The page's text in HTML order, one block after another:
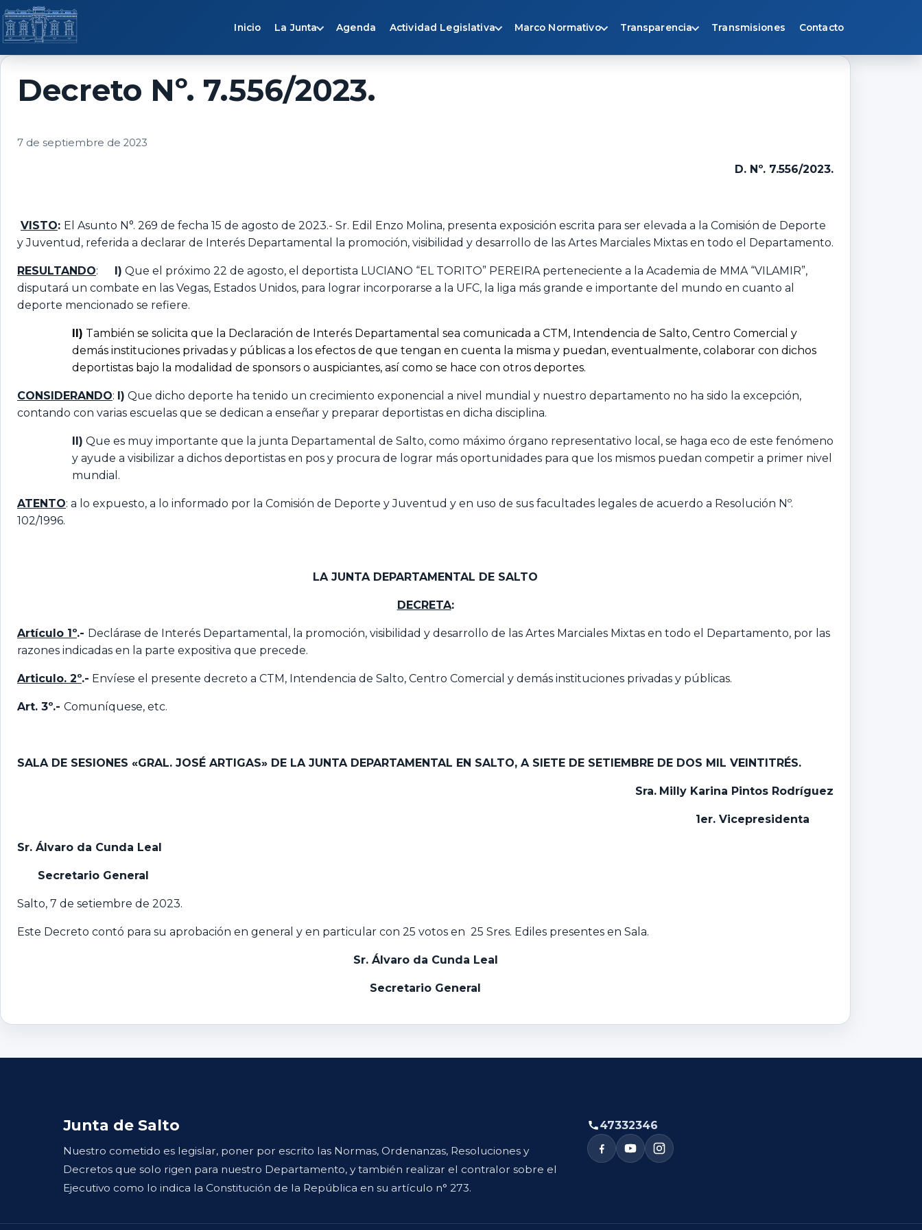
Saltar al contenido
Inicio La Junta Agenda Actividad Legislativa Marco Normativo Transparencia Transmisiones Contacto
Decreto Nº. 7.556/2023.
7 de septiembre de 2023
D. Nº. 7.556/2023.
VISTO: El Asunto N°. 269 de fecha 15 de agosto de 2023.- Sr. Edil Enzo Molina, presenta exposición escrita para ser elevada a la Comisión de Deporte
y Juventud, referida a declarar de Interés Departamental la promoción, visibilidad y desarrollo de las Artes Marciales Mixtas en todo el Departamento.
RESULTANDO: I) Que el próximo 22 de agosto, el deportista LUCIANO “EL TORITO” PEREIRA perteneciente a la Academia de MMA “VILAMIR”,
disputará un combate en las Vegas, Estados Unidos, para lograr incorporarse a la UFC, la liga más grande e importante del mundo en cuanto al
deporte mencionado se refiere.
II) También se solicita que la Declaración de Interés Departamental sea comunicada a CTM, Intendencia de Salto, Centro Comercial y
demás instituciones privadas y públicas a los efectos de que tengan en cuenta la misma y puedan, eventualmente, colaborar con dichos
deportistas bajo la modalidad de sponsors o auspiciantes, así como se hace con otros deportes.
CONSIDERANDO: I) Que dicho deporte ha tenido un crecimiento exponencial a nivel mundial y nuestro departamento no ha sido la excepción,
contando con varias escuelas que se dedican a enseñar y preparar deportistas en dicha disciplina.
II) Que es muy importante que la junta Departamental de Salto, como máximo órgano representativo local, se haga eco de este fenómeno
y ayude a visibilizar a dichos deportistas en pos y procura de lograr más oportunidades para que los mismos puedan competir a primer nivel
mundial.
ATENTO: a lo expuesto, a lo informado por la Comisión de Deporte y Juventud y en uso de sus facultades legales de acuerdo a Resolución Nº.
102/1996.
LA JUNTA DEPARTAMENTAL DE SALTO
DECRETA:
Artículo 1º.- Declárase de Interés Departamental, la promoción, visibilidad y desarrollo de las Artes Marciales Mixtas en todo el Departamento, por las
razones indicadas en la parte expositiva que precede.
Articulo. 2º.- Envíese el presente decreto a CTM, Intendencia de Salto, Centro Comercial y demás instituciones privadas y públicas.
Art. 3º.- Comuníquese, etc.
SALA DE SESIONES «GRAL. JOSÉ ARTIGAS» DE LA JUNTA DEPARTAMENTAL EN SALTO, A SIETE DE SETIEMBRE DE DOS MIL VEINTITRÉS.
Sra. Milly Karina Pintos Rodríguez
1er. Vicepresidenta
Sr. Álvaro da Cunda Leal
Secretario General
Salto, 7 de setiembre de 2023.
Este Decreto contó para su aprobación en general y en particular con 25 votos en 25 Sres. Ediles presentes en Sala.
Sr. Álvaro da Cunda Leal
Secretario General
Junta de Salto
Nuestro cometido es legislar, poner por escrito las Normas, Ordenanzas, Resoluciones y
Decretos que solo rigen para nuestro Departamento, y también realizar el contralor sobre el
Ejecutivo como lo indica la Constitución de la República en su artículo n° 273.
47332346